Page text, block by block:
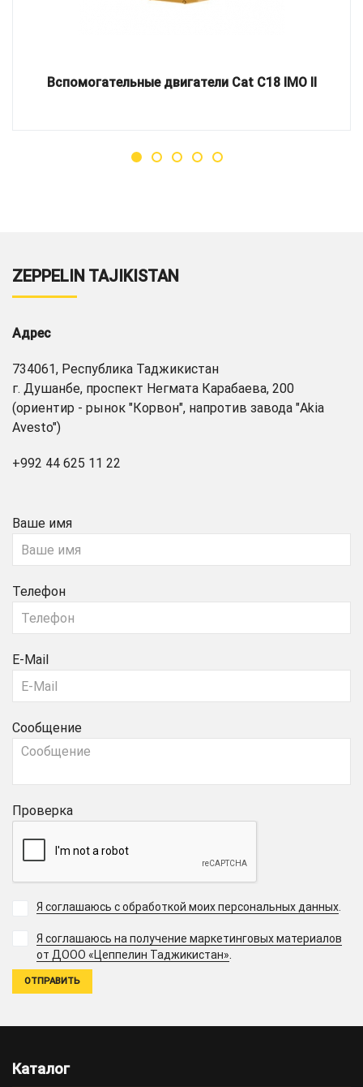
Вспомогательные двигатели Cat C18 IMO II
ZEPPELIN TAJIKISTAN
Адрес
734061, Республика Таджикистан
г. Душанбе, проспект Негмата Карабаева, 200
(ориентир - рынок "Корвон", напротив завода "Akia
Avesto")
+992 44 625 11 22
Ваше имя
Телефон
E-Mail
Сообщение
Проверка
Я соглашаюсь с обработкой моих персональных данных
Я соглашаюсь на получение маркетинговых материалов
от ДООО «Цеппелин Таджикистан».
Каталог